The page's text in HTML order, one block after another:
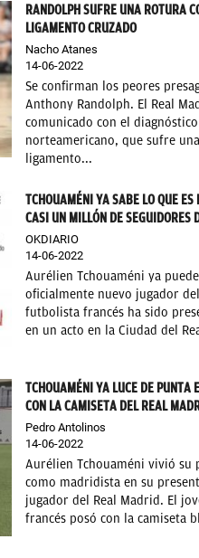
RANDOLPH SUFRE UNA ROTURA
LIGAMENTO CRUZADO
Nacho Atanes
14-06-2022
Se confirman los peores
Anthony Randolph. El Real
comunicado con el
norteamericano, que sufre
ligamento...
TCHOUAMÉNI YA SABE LO QUE
CASI UN MILLÓN DE SEGUIDORES
OKDIARIO
14-06-2022
Aurélien Tchouaméni ya
oficialmente nuevo jugador
futbolista francés ha sido
en un acto en la Ciudad del
TCHOUAMÉNI YA LUCE DE PUNTA
CON LA CAMISETA DEL REAL
Pedro Antolinos
14-06-2022
Aurélien Tchouaméni vivió su
como madridista en su
jugador del Real Madrid. El
francés posó con la camiseta